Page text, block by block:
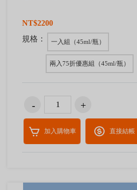
NT$2200
規格：
一入組（45ml/瓶）
兩入75折優惠組（45ml/瓶）
加入購物車 直接結帳